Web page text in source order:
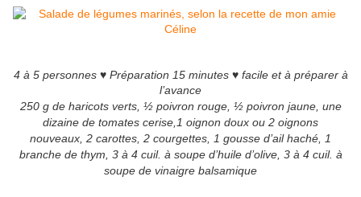
4 à 5 personnes ♥ Préparation 15 minutes ♥ facile et à préparer à
l’avance
250 g de haricots verts, ½ poivron rouge, ½ poivron jaune, une
dizaine de tomates cerise, 1 oignon doux ou 2 oignons
nouveaux, 2 carottes, 2 courgettes,
1 gousse d’ail haché, 1
branche de thym, 3 à 4 cuil. à soupe d’huile d’olive, 3 à 4 cuil. à
soupe de vinaigre balsamique